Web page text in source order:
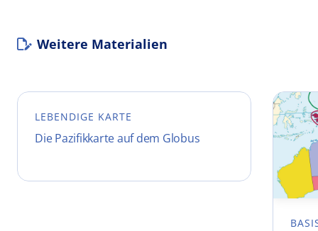
Weitere Materialien
LEBENDIGE KARTE
Die Pazifikkarte auf dem Globus